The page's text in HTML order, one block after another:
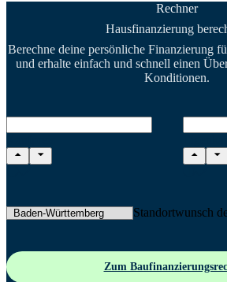
Rechner
Hausfinanzierung
Berechne deine persönliche Finanzierung
und erhalte einfach und schnell einen
Konditionen.
Standortwunsch
Zum